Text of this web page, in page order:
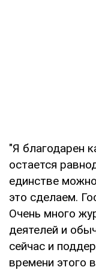
"Я благодарен
остается
единстве
это сделаем.
Очень много
деятелей и
сейчас и
времени этого